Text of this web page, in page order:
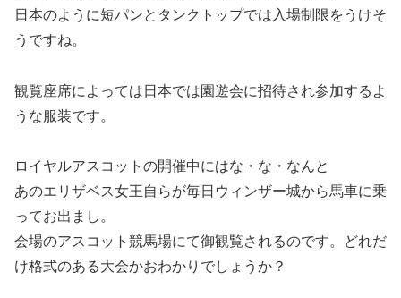
日本のように短パンとタンクトップでは入場制限をうけそ
うですね。
観覧座席によっては日本では園遊会に招待され参加するよ
うな服装です。
ロイヤルアスコットの開催中にはな・な・なんと
あのエリザベス女王自らが毎日ウィンザー城から馬車に乗
ってお出まし。
会場のアスコット競馬場にて御観覧されるのです。どれだ
け格式のある大会かおわかりでしょうか？